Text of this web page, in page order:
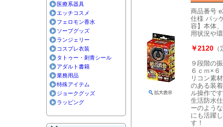
医療系器具
エッチコスメ
フェロモン香水
ソープグッズ
ランジェリー
コスプレ衣装
タトゥー・刺青シール
アダルト書籍
業務用品
特殊アイテム
ジョークグッズ
ラッピング
商品番号
仕様 パッ
容】本体
用状況や
￥2120
９段階の
６ｃｍ×
リコン素
のある装
ル操作で
生活防水
ーのよう
にも活躍
す！